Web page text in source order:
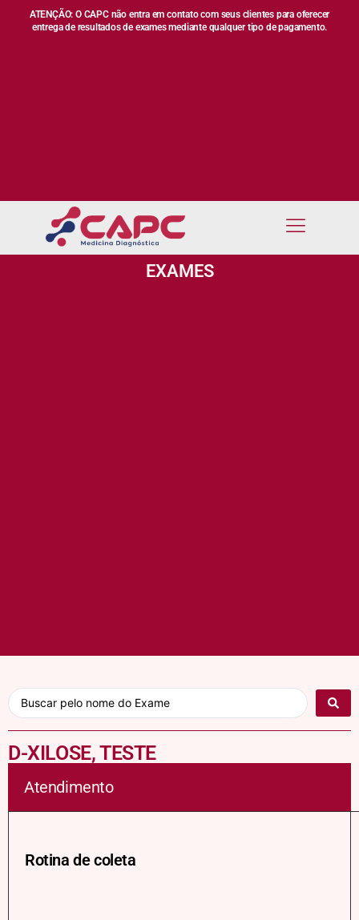
ATENÇÃO: O CAPC não entra em contato com seus clientes para oferecer
entrega de resultados de exames mediante qualquer tipo de pagamento.
EXAMES
D-XILOSE, TESTE
Atendimento
Rotina de coleta